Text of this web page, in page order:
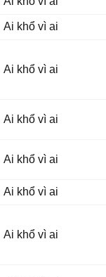
Ai khổ vì ai
Ai khổ vì ai
Ai khổ vì ai
Ai khổ vì ai
Ai khổ vì ai
Ai khổ vì ai